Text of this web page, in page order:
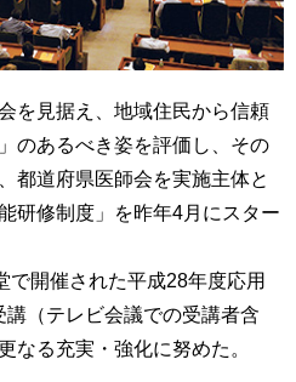
を見据え、地域住民から信頼
のあるべき姿を評価し、その
都道府県医師会を実施主体と
研修制度」を昨年4月にスター
開催された平成28年度応用
（テレビ会議での受講者含
なる充実・強化に努めた。